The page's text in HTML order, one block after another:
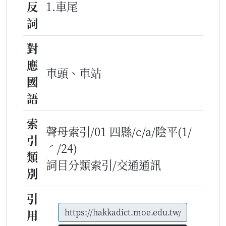
反
詞
1.車尾
對
應
國
語
車頭、車站
索
引
類
別
聲母索引/01 四縣/c/a/陰平(1/
ˊ/24)
詞目分類索引/交通通訊
引
用